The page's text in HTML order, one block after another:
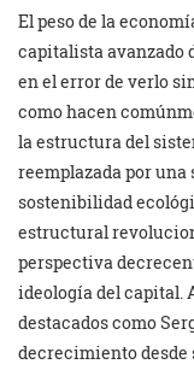
El peso de la
capitalista avanzado
en el error de verlo
como hacen
la estructura del
reemplazada por
sostenibilidad
estructural
perspectiva
ideología del capital.
destacados como
decrecimiento desde